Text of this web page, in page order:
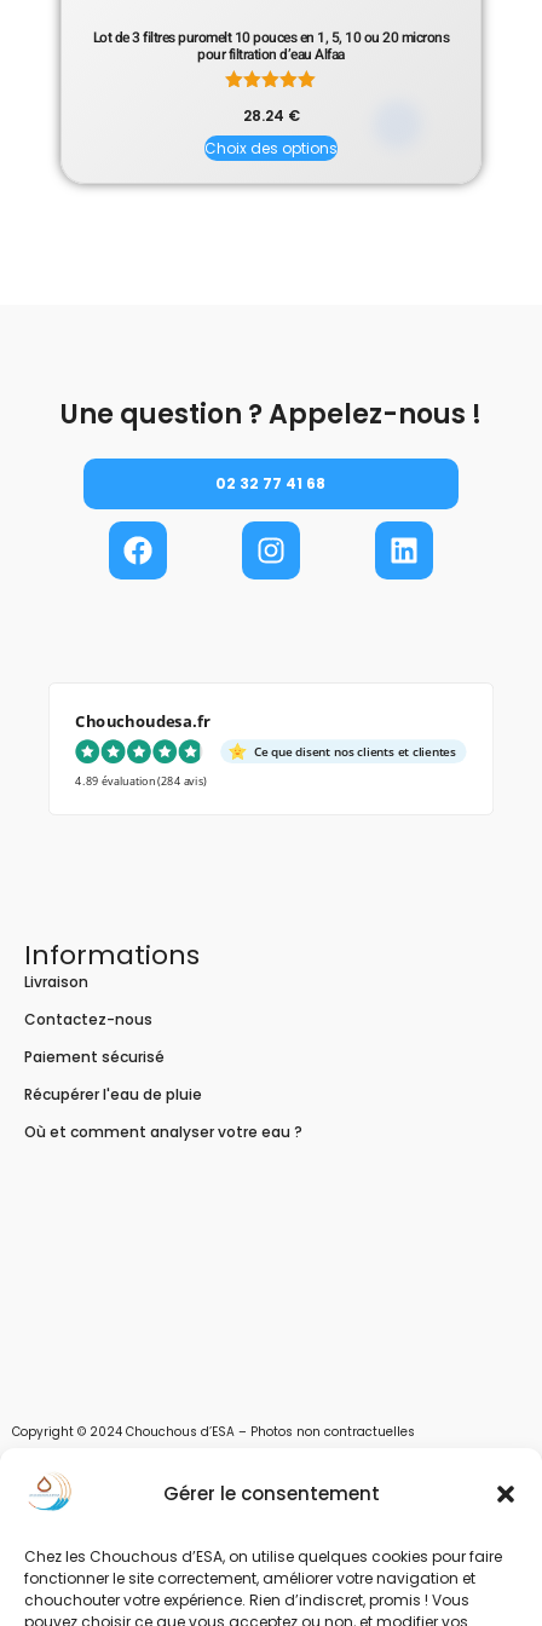
Gérer le consentement
Chez les Chouchous d’ESA, on utilise quelques cookies pour faire
fonctionner le site correctement, améliorer votre navigation et
chouchouter votre expérience. Rien d’indiscret, promis ! Vous
pouvez choisir ce que vous acceptez ou non, et modifier vos
Lot de 3 filtres puromelt 10 pouces en 1, 5, 10 ou 20 microns
pour filtration d’eau Alfaa
5.00
sur 5
28.24 €
Choix des options
Une question ? Appelez-nous !
02 32 77 41 68
Chouchoudesa.fr
Ce que disent nos clients et clientes
4.89 évaluation(284 avis)
Informations
Livraison
Contactez-nous
Paiement sécurisé
Récupérer l'eau de pluie
Où et comment analyser votre eau ?
Copyright © 2024 Chouchous d’ESA – Photos non contractuelles
Les chouchous d’Esa vous apportent toutes les solutions pour récupérer l’eau de
pluie, et des moyens pour stocker, filtrer, traiter et potabiliser l’eau d’un forage,
Soleil et Air nous proposons également des équipements pour décontaminer de
l’air par photocatalyse ou plasma froid et des équipements solaires.
www.chouchousdesa.fr est le site de e-commerce de la société ESA Evolutions,